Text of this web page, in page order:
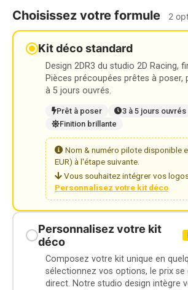
Choisissez votre formule 2
Kit déco standard
Design 2DR3 du studio 2D Racing,
Pièces précoupées prêtes à poser,
à 5 jours ouvrés.
Prêt à poser
3 à 5 jours ouvrés
Finition brillante
Nom & numéro pilote disponible
EUR) à l'étape suivante.
Vous souhaitez intégrer vos
Personnalisez votre kit déco
Personnalisez votre kit
déco
Composez votre kit unique en
sélectionnez vos options, le prix se
direct. Notre studio design intègre